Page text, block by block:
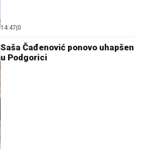
14:47 0
Saša Čađenović ponovo uhapšen
u Podgorici